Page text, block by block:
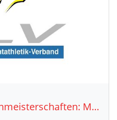
Süddeutsche Hallenmeisterschaften: Meldeliste und Teilnehmerinformation online